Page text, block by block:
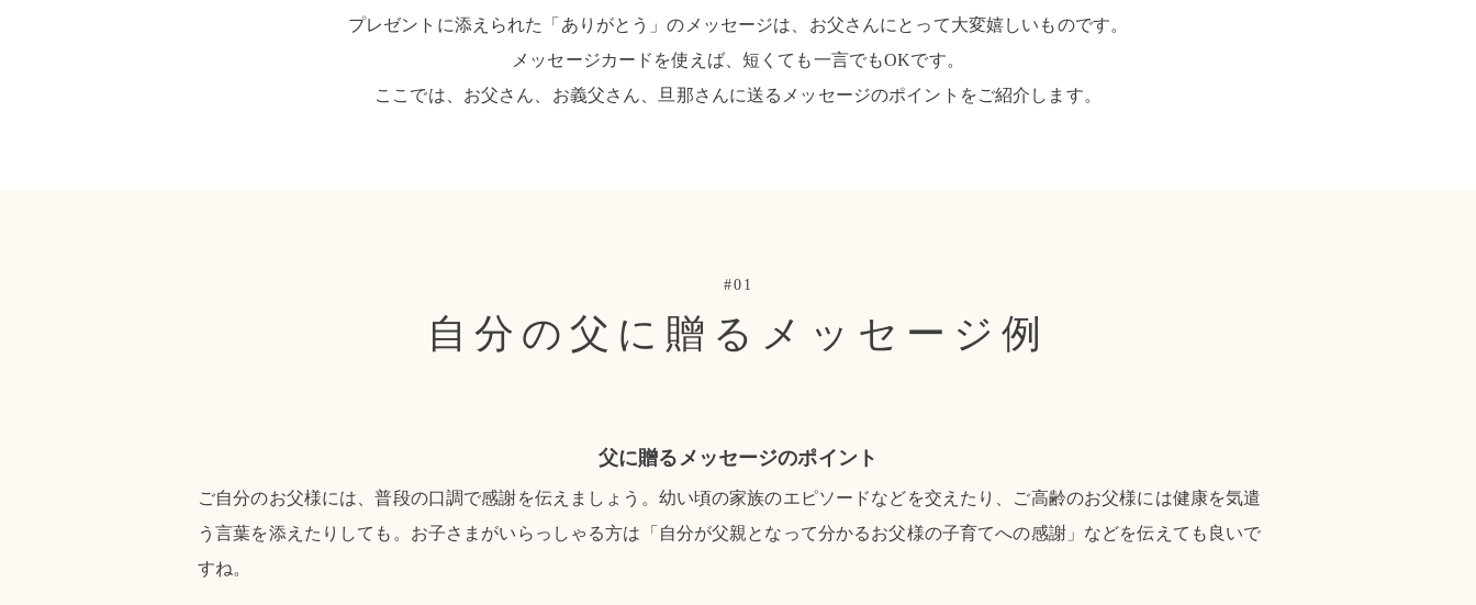
プレゼントに添えられた「ありがとう」のメッセージは、お父さんにとって大変嬉しいものです。
メッセージカードを使えば、短くても一言でもOKです。
ここでは、お父さん、お義父さん、旦那さんに送るメッセージのポイントをご紹介します。
#01
自分の父に贈るメッセージ例
父に贈るメッセージのポイント
ご自分のお父様には、普段の口調で感謝を伝えましょう。幼い頃の家族のエピソードなどを交えたり、ご高齢のお父様には健康を気遣
う言葉を添えたりしても。お子さまがいらっしゃる方は「自分が父親となって分かるお父様の子育てへの感謝」などを伝えても良いで
すね。